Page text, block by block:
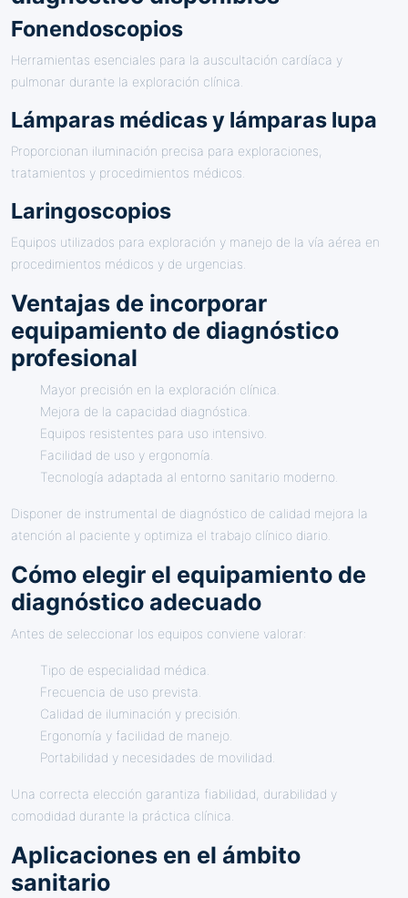
Fonendoscopios
Herramientas esenciales para la auscultación cardíaca y
pulmonar durante la exploración clínica.
Lámparas médicas y lámparas lupa
Proporcionan iluminación precisa para exploraciones,
tratamientos y procedimientos médicos.
Laringoscopios
Equipos utilizados para exploración y manejo de la vía aérea en
procedimientos médicos y de urgencias.
Ventajas de incorporar
equipamiento de diagnóstico
profesional
Mayor precisión en la exploración clínica.
Mejora de la capacidad diagnóstica.
Equipos resistentes para uso intensivo.
Facilidad de uso y ergonomía.
Tecnología adaptada al entorno sanitario moderno.
Disponer de instrumental de diagnóstico de calidad mejora la
atención al paciente y optimiza el trabajo clínico diario.
Cómo elegir el equipamiento de
diagnóstico adecuado
Antes de seleccionar los equipos conviene valorar:
Tipo de especialidad médica.
Frecuencia de uso prevista.
Calidad de iluminación y precisión.
Ergonomía y facilidad de manejo.
Portabilidad y necesidades de movilidad.
Una correcta elección garantiza fiabilidad, durabilidad y
comodidad durante la práctica clínica.
Aplicaciones en el ámbito
sanitario